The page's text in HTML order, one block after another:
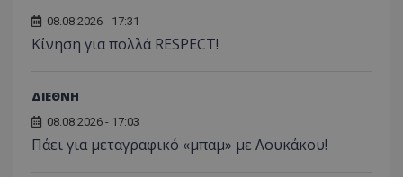
08.08.2026 - 17:31
Κίνηση για πολλά RESPECT!
ΔΙΕΘΝΗ
08.08.2026 - 17:03
Πάει για μεταγραφικό «μπαμ» με Λουκάκου!